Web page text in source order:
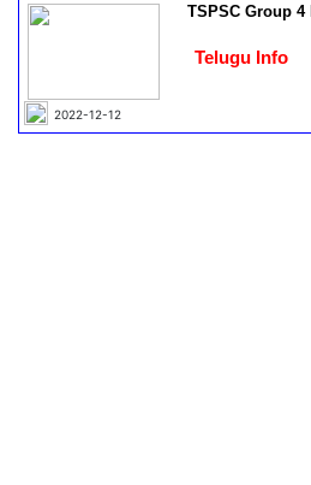
2022-12-12
TSPSC Group
Telugu Info